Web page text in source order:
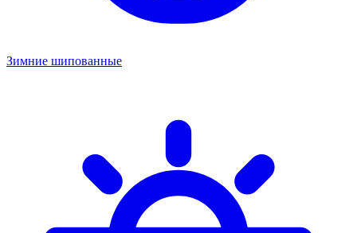
Зимние шипованные